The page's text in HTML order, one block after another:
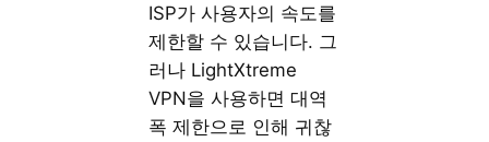
ISP가 사용자의 속도를
제한할 수 있습니다. 그
러나 LightXtreme
VPN을 사용하면 대역
폭 제한으로 인해 귀찮